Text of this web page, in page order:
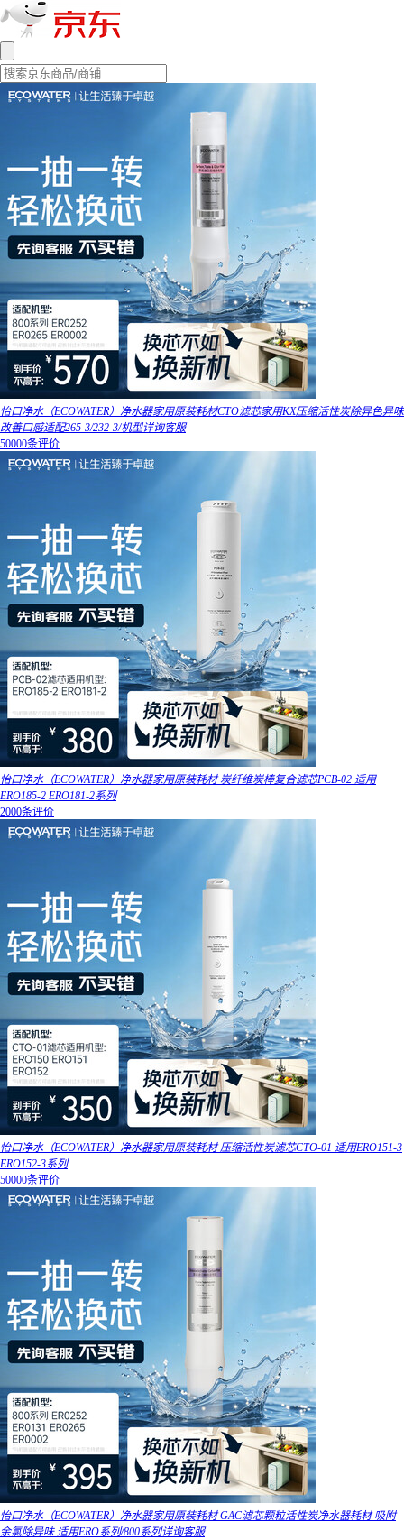
怡口净水（ECOWATER）净水器家用原装耗材CTO滤芯家用KX压缩活性炭除异色异味
改善口感适配265-3/232-3/机型详询客服
50000条评价
怡口净水（ECOWATER）净水器家用原装耗材 炭纤维炭棒复合滤芯PCB-02 适用
ERO185-2 ERO181-2系列
2000条评价
怡口净水（ECOWATER）净水器家用原装耗材 压缩活性炭滤芯CTO-01 适用ERO151-3
ERO152-3系列
50000条评价
怡口净水（ECOWATER）净水器家用原装耗材 GAC滤芯颗粒活性炭净水器耗材 吸附
余氯除异味 适用ERO系列/800系列详询客服